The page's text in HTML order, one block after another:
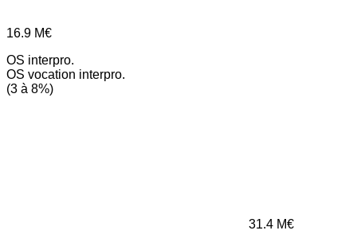
16.9 M€
OS interpro.
OS vocation interpro.
(3 à 8%)
31.4 M€